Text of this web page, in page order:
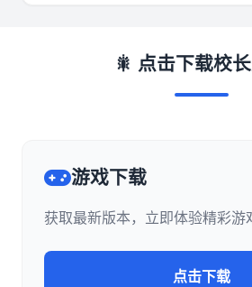
🎇 点击下载校
游戏下载
获取最新版本，立即体验精彩游
点击下载